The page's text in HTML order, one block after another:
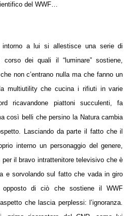
del WWF…
intorno a lui si allestisce una serie di
corso dei quali il “luminare” sostiene,
non c’entrano nulla ma che fanno un
multiutility che cucina i rifiuti in varie
ricavandone piattoni succulenti, fa
così belli che persino la Natura cambia
Lasciando da parte il fatto che il
interno un personaggio del genere,
per il bravo intrattenitore televisivo che è
e sorvolando sul fatto che vada in giro
opposto di ciò che sostiene il WWF
che lascia perplessi: l’ignoranza.